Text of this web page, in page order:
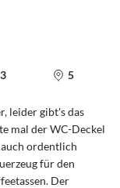
3 5
leider gibt's das
mal der WC-Deckel
auch ordentlich
für den
Der